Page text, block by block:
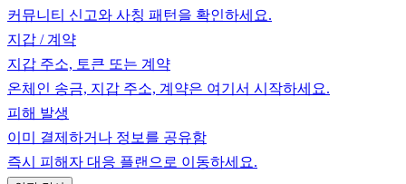
커뮤니티 신고와 사칭 패턴을 확인하세요.
지갑 / 계약
지갑 주소, 토큰 또는 계약
온체인 송금, 지갑 주소, 계약은 여기서 시작하세요.
피해 발생
이미 결제하거나 정보를 공유함
즉시 피해자 대응 플랜으로 이동하세요.